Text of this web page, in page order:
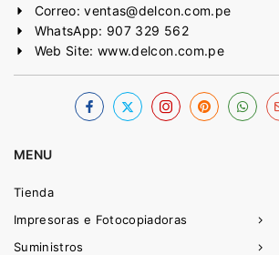
Correo: ventas@delcon.com.pe
WhatsApp: 907 329 562
Web Site: www.delcon.com.pe
MENU
Tienda
Impresoras e Fotocopiadoras
Suministros